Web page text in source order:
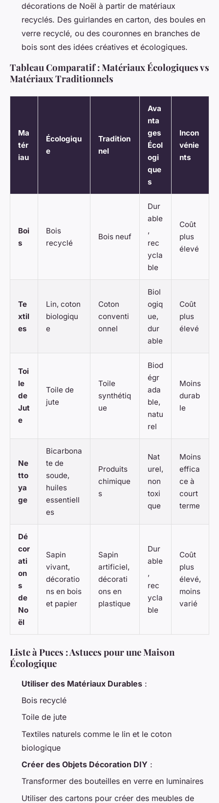
décorations de Noël à partir de matériaux
recyclés. Des guirlandes en carton, des boules en
verre recyclé, ou des couronnes en branches de
bois sont des idées créatives et écologiques.
Tableau Comparatif : Matériaux Écologiques vs
Matériaux Traditionnels
Ma
tér
iau
Écologiqu
e
Tradition
nel
Ava
nta
ges
Écol
ogi
que
s
Incon
vénie
nts
Boi
s
Bois
recyclé
Bois neuf
Dur
able
,
rec
ycla
ble
Coût
plus
élevé
Te
xtil
es
Lin, coton
biologiqu
e
Coton
conventi
onnel
Biol
ogiq
ue,
dur
able
Coût
plus
élevé
Toi
le
de
Jut
e
Toile de
jute
Toile
synthétiq
ue
Biod
égr
ada
ble,
natu
rel
Moins
durab
le
Ne
tto
ya
ge
Bicarbona
te de
soude,
huiles
essentiell
es
Produits
chimique
s
Nat
urel,
non
toxi
que
Moins
effica
ce à
court
terme
Dé
cor
ati
on
s
de
No
ël
Sapin
vivant,
décoratio
ns en bois
et papier
Sapin
artificiel,
décorati
ons en
plastique
Dur
able
,
rec
ycla
ble
Coût
plus
élevé,
moins
varié
Liste à Puces : Astuces pour une Maison
Écologique
Utiliser des Matériaux Durables :
Bois recyclé
Toile de jute
Textiles naturels comme le lin et le coton
biologique
Créer des Objets Décoration DIY :
Transformer des bouteilles en verre en luminaires
Utiliser des cartons pour créer des meubles de